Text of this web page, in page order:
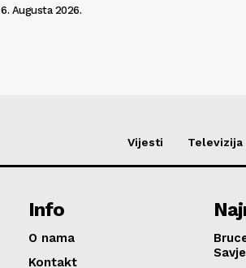
6. Augusta 2026.
Vijesti Televizija
Info
O nama
Kontakt